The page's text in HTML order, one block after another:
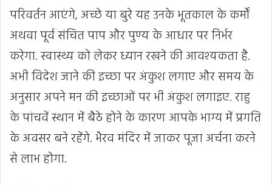
परिवर्तन आएंगे, अच्छे या बुरे यह उनके भूतकाल के कर्मों
अथवा पूर्व संचित पाप और पुण्य के आधार पर निर्भर
करेगा. स्वास्थ्य को लेकर ध्यान रखने की आवश्यकता है.
अभी विदेश जाने की इच्छा पर अंकुश लगाए और समय के
अनुसार अपने मन की इच्छाओं पर भी अंकुश लगाइए. राहु
के पांचवें स्थान में बैठे होने के कारण आपके भाग्य में प्रगति
के अवसर बने रहेंगे. भैरव मंदिर में जाकर पूजा अर्चना करने
से लाभ होगा.